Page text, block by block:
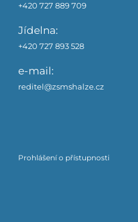
+420 727 889 709
Jídelna:
+420 727 893 528
e-mail:
reditel@zsmshalze.cz
Prohlášení o přístupnosti